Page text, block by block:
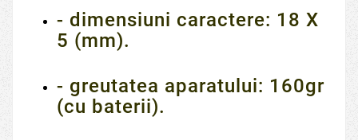
- dimensiuni caractere: 18 X
5 (mm).
- greutatea aparatului: 160gr
(cu baterii).